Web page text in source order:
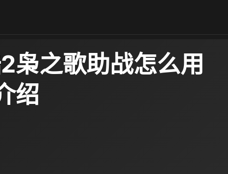
枭之歌助战怎么用​
绍​